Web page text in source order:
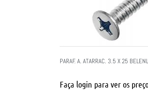
PARAF. A. ATARRAC. 3.5 X 25
Faça login para ver os